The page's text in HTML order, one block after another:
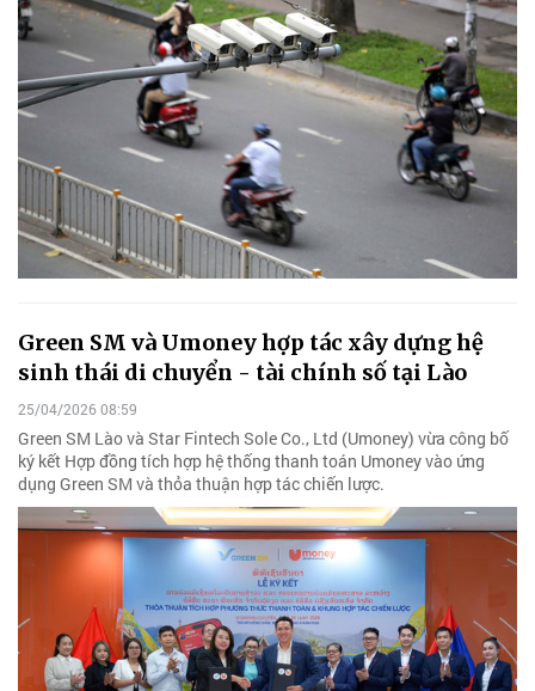
Green SM và Umoney hợp tác xây dựng hệ
sinh thái di chuyển - tài chính số tại Lào
25/04/2026 08:59
Green SM Lào và Star Fintech Sole Co., Ltd (Umoney) vừa công bố
ký kết Hợp đồng tích hợp hệ thống thanh toán Umoney vào ứng
dụng Green SM và thỏa thuận hợp tác chiến lược.